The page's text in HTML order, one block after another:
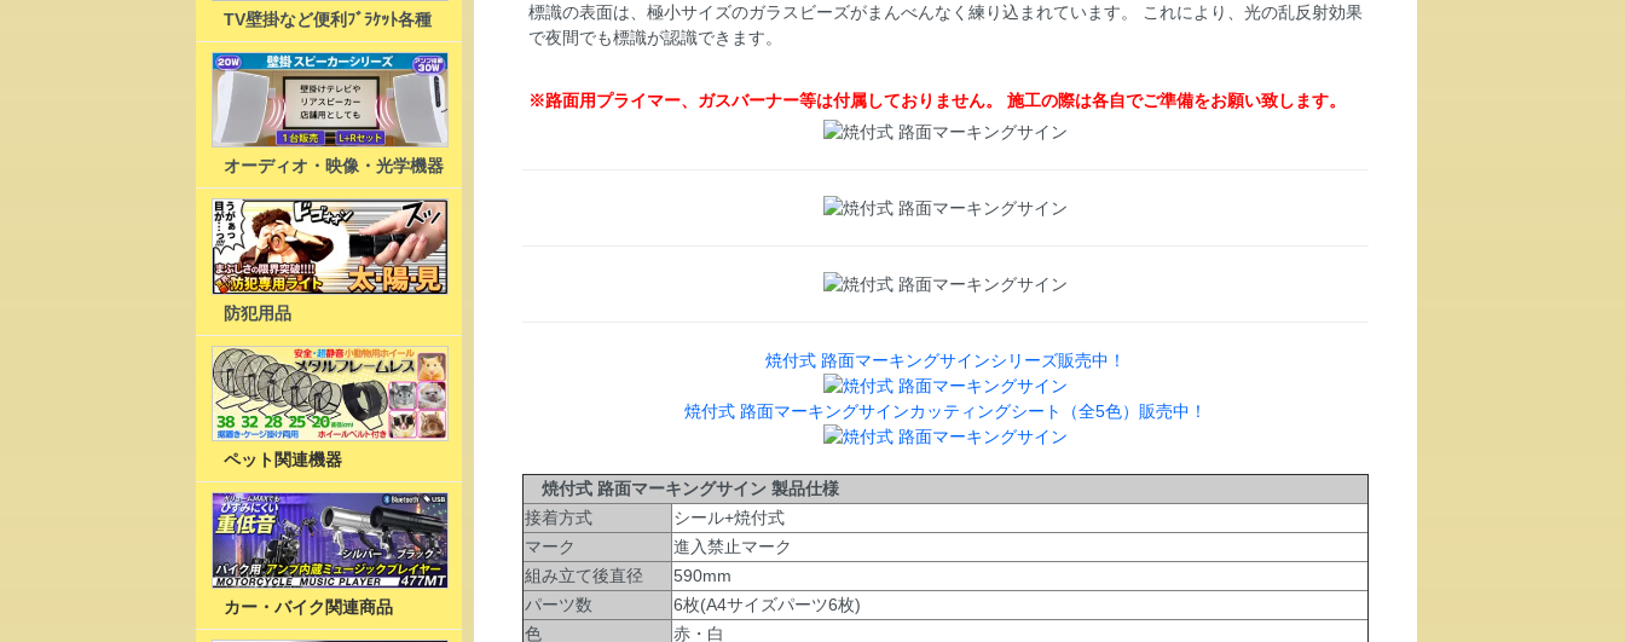
標識の表面は、極小サイズのガラスビーズがまんべんなく練り込まれています。 これにより、光の乱反射効果
で夜間でも標識が認識できます。
※路面用プライマー、ガスバーナー等は付属しておりません。 施工の際は各自でご準備をお願い致します。
焼付式 路面マーキングサインシリーズ販売中！
焼付式 路面マーキングサインカッティングシート（全5色）販売中！
焼付式 路面マーキングサイン 製品仕様
接着方式
シール+焼付式
マーク
進入禁止マーク
組み立て後直径
590mm
パーツ数
6枚(A4サイズパーツ6枚)
色
赤・白
TV壁掛など便利ﾌﾞﾗｹｯﾄ各種
オーディオ・映像・光学機器
防犯用品
ペット関連機器
カー・バイク関連商品